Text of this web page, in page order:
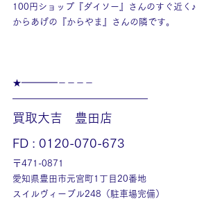
100円ショップ『ダイソー』さんのすぐ近く♪
からあげの『からやま』さんの隣です。
★━━━━－－－－
———————————————
買取大吉　豊田店
FD : 0120-070-673
〒471-0871
愛知県豊田市元宮町1丁目20番地
スイルヴィーブル248（駐車場完備）